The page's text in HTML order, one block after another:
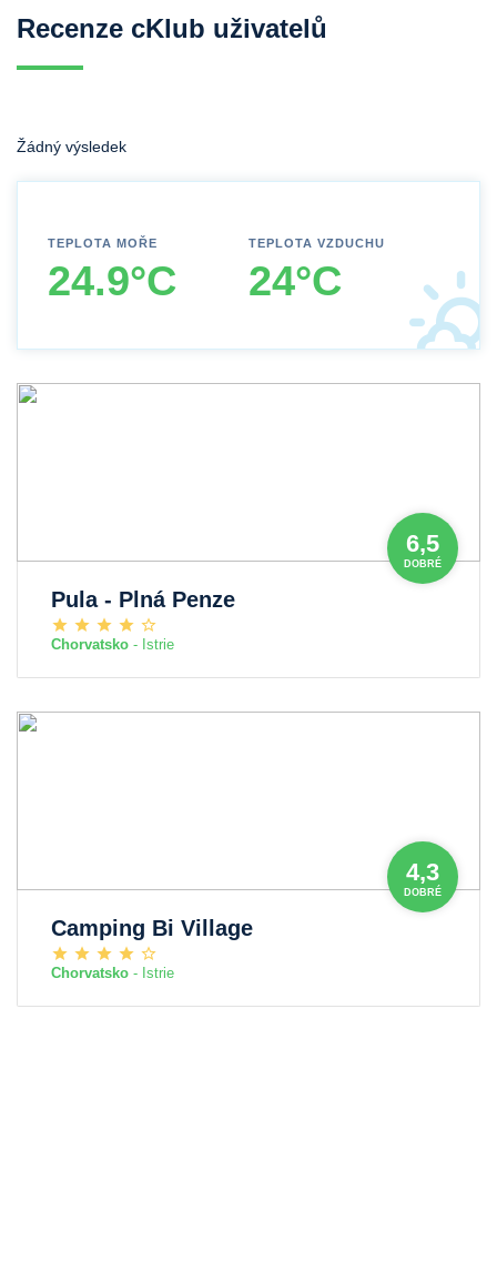
Recenze cKlub uživatelů
Žádný výsledek
TEPLOTA MOŘE
24.9°C
TEPLOTA VZDUCHU
24°C
6,5
DOBRÉ
Pula - Plná Penze
Chorvatsko - Istrie
4,3
DOBRÉ
Camping Bi Village
Chorvatsko - Istrie